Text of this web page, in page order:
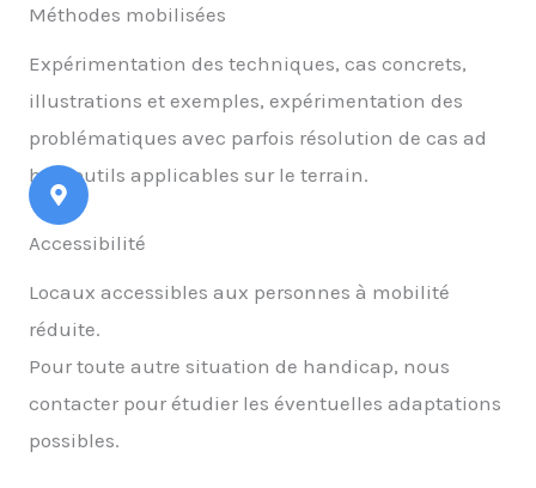
Méthodes mobilisées
Expérimentation des techniques, cas concrets,
illustrations et exemples, expérimentation des
problématiques avec parfois résolution de cas ad
hoc, outils applicables sur le terrain.
Accessibilité
Locaux accessibles aux personnes à mobilité
réduite.
Pour toute autre situation de handicap, nous
contacter pour étudier les éventuelles adaptations
possibles.